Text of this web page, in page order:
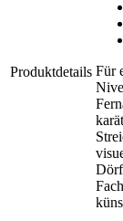
Produktdetails Für